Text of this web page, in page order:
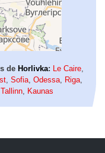
de Horlivka: Le Caire
Sofia Odessa Riga
Tallinn Kaunas